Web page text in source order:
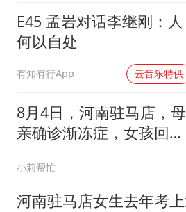
E45 孟岩对话李继刚：人
何以自处
有知有行App 云音乐特供
8月4日，河南驻马店，母
亲确诊渐冻症，女孩回家
我就幸福”
小莉帮忙